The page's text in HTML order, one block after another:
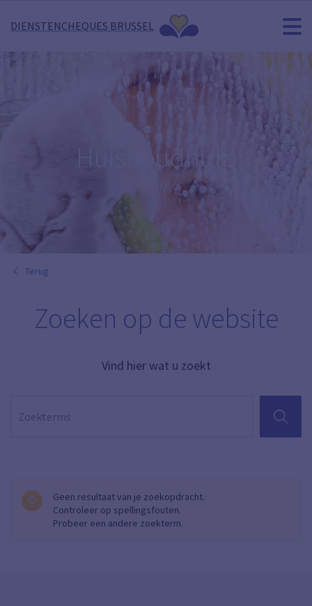
DIENSTENCHEQUES BRUSSEL
Huishoudhulp
Terug
Zoeken op de website
Vind hier wat u zoekt
ZOEKEN
Geen resultaat van je zoekopdracht.
Controleer op spellingsfouten.
Probeer een andere zoekterm.